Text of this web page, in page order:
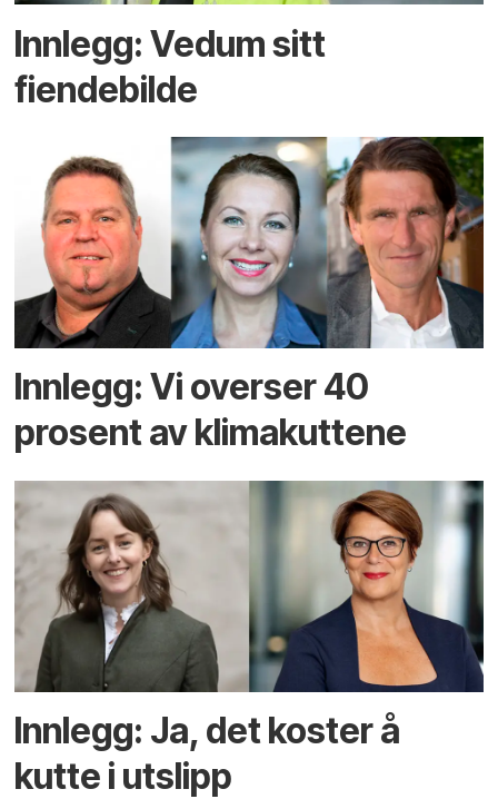
Innlegg: Vedum sitt
fiendebilde
Innlegg: Vi overser 40
prosent av klimakuttene
Innlegg: Ja, det koster å
kutte i utslipp